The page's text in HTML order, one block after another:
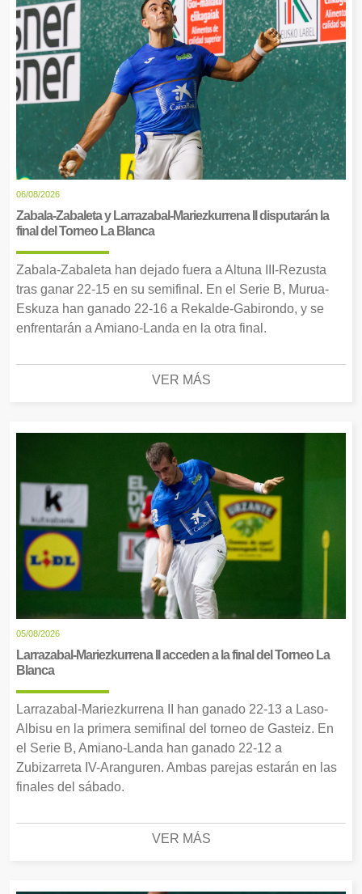
06/08/2026
Zabala-Zabaleta y Larrazabal-Mariezkurrena II disputarán la
final del Torneo La Blanca
Zabala-Zabaleta han dejado fuera a Altuna III-Rezusta
tras ganar 22-15 en su semifinal. En el Serie B, Murua-
Eskuza han ganado 22-16 a Rekalde-Gabirondo, y se
enfrentarán a Amiano-Landa en la otra final.
VER MÁS
05/08/2026
Larrazabal-Mariezkurrena II acceden a la final del Torneo La
Blanca
Larrazabal-Mariezkurrena II han ganado 22-13 a Laso-
Albisu en la primera semifinal del torneo de Gasteiz. En
el Serie B, Amiano-Landa han ganado 22-12 a
Zubizarreta IV-Aranguren. Ambas parejas estarán en las
finales del sábado.
VER MÁS